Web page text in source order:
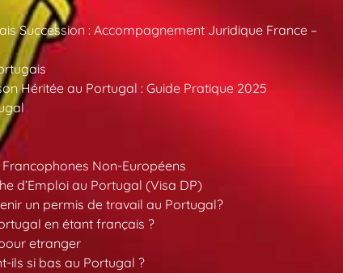
Succession : Accompagnement Juridique France –
Héritée au Portugal : Guide Pratique 2025
Non-Européens
d’Emploi au Portugal (Visa DP)
un permis de travail au Portugal?
en étant français ?
etranger
ils si bas au Portugal ?